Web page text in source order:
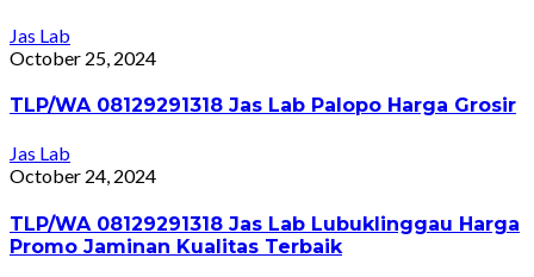
Jas Lab
October 25, 2024
TLP/WA 08129291318 Jas Lab Palopo Harga Grosir
Jas Lab
October 24, 2024
TLP/WA 08129291318 Jas Lab Lubuklinggau Harga
Promo Jaminan Kualitas Terbaik